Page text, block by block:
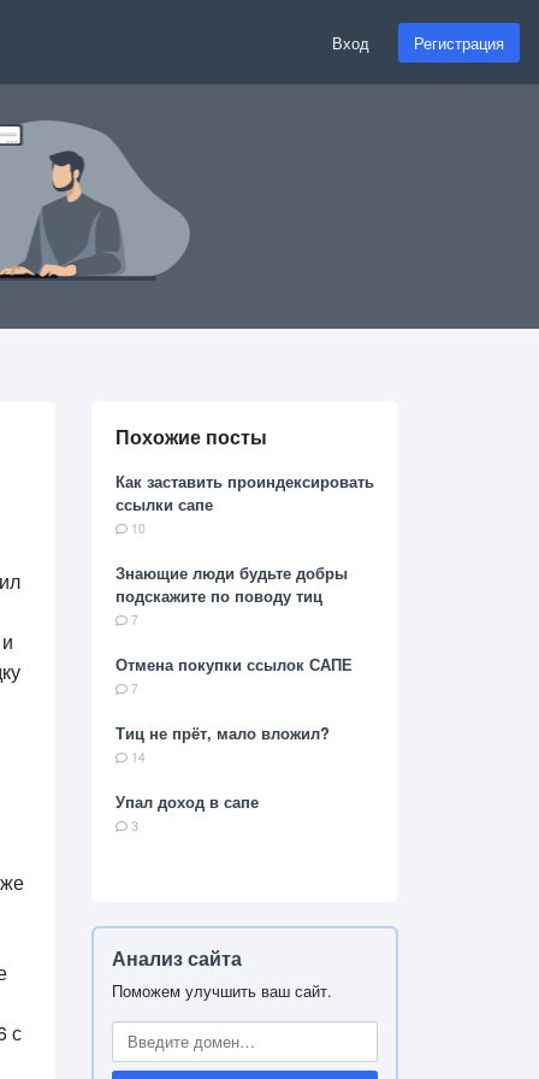
Вход Регистрация
с
Похожие посты
Как заставить проиндексировать
ссылки сапе
10
Знающие люди будьте добры
подскажите по поводу тиц
7
Отмена покупки ссылок САПЕ
7
Тиц не прёт, мало вложил?
14
Упал доход в сапе
3
Анализ сайта
Поможем улучшить ваш сайт.